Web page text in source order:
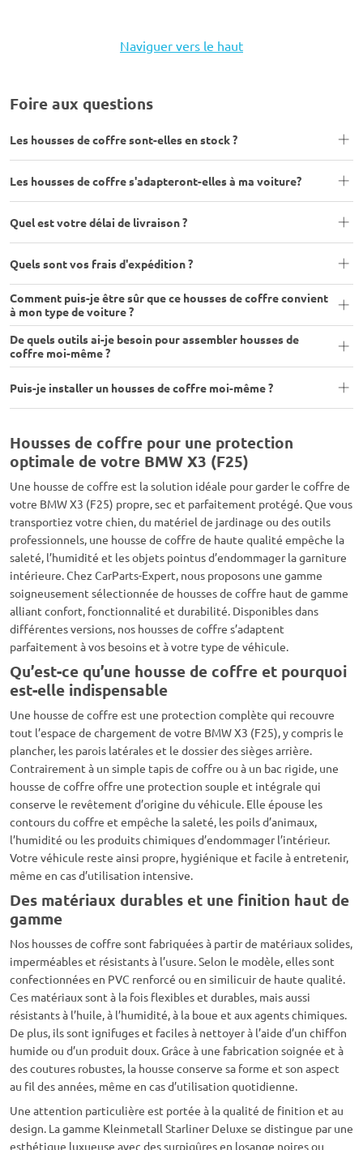
Naviguer vers le haut
Foire aux questions
Les housses de coffre sont-elles en stock ?
Les housses de coffre s'adapteront-elles à ma voiture?
Quel est votre délai de livraison ?
Quels sont vos frais d'expédition ?
Comment puis-je être sûr que ce housses de coffre convient
à mon type de voiture ?
De quels outils ai-je besoin pour assembler housses de
coffre moi-même ?
Puis-je installer un housses de coffre moi-même ?
Housses de coffre pour une protection
optimale de votre BMW X3 (F25)
Une housse de coffre est la solution idéale pour garder le coffre de
votre BMW X3 (F25) propre, sec et parfaitement protégé. Que vous
transportiez votre chien, du matériel de jardinage ou des outils
professionnels, une housse de coffre de haute qualité empêche la
saleté, l’humidité et les objets pointus d’endommager la garniture
intérieure. Chez CarParts-Expert, nous proposons une gamme
soigneusement sélectionnée de housses de coffre haut de gamme
alliant confort, fonctionnalité et durabilité. Disponibles dans
différentes versions, nos housses de coffre s’adaptent
parfaitement à vos besoins et à votre type de véhicule.
Qu’est-ce qu’une housse de coffre et pourquoi
est-elle indispensable
Une housse de coffre est une protection complète qui recouvre
tout l’espace de chargement de votre BMW X3 (F25), y compris le
plancher, les parois latérales et le dossier des sièges arrière.
Contrairement à un simple tapis de coffre ou à un bac rigide, une
housse de coffre offre une protection souple et intégrale qui
conserve le revêtement d’origine du véhicule. Elle épouse les
contours du coffre et empêche la saleté, les poils d’animaux,
l’humidité ou les produits chimiques d’endommager l’intérieur.
Votre véhicule reste ainsi propre, hygiénique et facile à entretenir,
même en cas d’utilisation intensive.
Des matériaux durables et une finition haut de
gamme
Nos housses de coffre sont fabriquées à partir de matériaux solides,
imperméables et résistants à l’usure. Selon le modèle, elles sont
confectionnées en PVC renforcé ou en similicuir de haute qualité.
Ces matériaux sont à la fois flexibles et durables, mais aussi
résistants à l’huile, à l’humidité, à la boue et aux agents chimiques.
De plus, ils sont ignifuges et faciles à nettoyer à l’aide d’un chiffon
humide ou d’un produit doux. Grâce à une fabrication soignée et à
des coutures robustes, la housse conserve sa forme et son aspect
au fil des années, même en cas d’utilisation quotidienne.
Une attention particulière est portée à la qualité de finition et au
design. La gamme Kleinmetall Starliner Deluxe se distingue par une
esthétique luxueuse avec des surpiqûres en losange noires ou